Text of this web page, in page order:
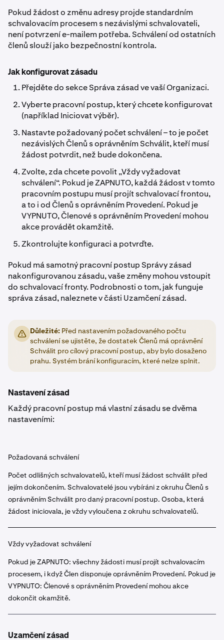
Pokud žádost o změnu adresy projde standardním
schvalovacím procesem s nezávislými schvalovateli,
není potvrzení e-mailem potřeba. Schválení od ostatních
členů slouží jako bezpečnostní kontrola.
Jak konfigurovat zásadu
Přejděte do sekce Správa zásad ve vaší Organizaci.
Vyberte pracovní postup, který chcete konfigurovat
(například Iniciovat výběr).
Nastavte požadovaný počet schválení – to je počet
nezávislých Členů s oprávněním Schválit, kteří musí
žádost potvrdit, než bude dokončena.
Zvolte, zda chcete povolit „Vždy vyžadovat
schválení“. Pokud je ZAPNUTO, každá žádost v tomto
pracovním postupu musí projít schvalovací frontou,
a to i od Členů s oprávněním Provedení. Pokud je
VYPNUTO, Členové s oprávněním Provedení mohou
akce provádět okamžitě.
Zkontrolujte konfiguraci a potvrďte.
Pokud má samotný pracovní postup Správy zásad
nakonfigurovanou zásadu, vaše změny mohou vstoupit
do schvalovací fronty. Podrobnosti o tom, jak funguje
správa zásad, naleznete v části Uzamčení zásad.
Důležité: Před nastavením požadovaného počtu
schválení se ujistěte, že dostatek Členů má oprávnění
Schválit pro cílový pracovní postup, aby bylo dosaženo
prahu. Systém brání konfiguracím, které nelze splnit.
Nastavení zásad
Každý pracovní postup má vlastní zásadu se dvěma
nastaveními:
Požadovaná schválení
Počet odlišných schvalovatelů, kteří musí žádost schválit před
jejím dokončením. Schvalovatelé jsou vybíráni z okruhu Členů s
oprávněním Schválit pro daný pracovní postup. Osoba, která
žádost iniciovala, je vždy vyloučena z okruhu schvalovatelů.
Vždy vyžadovat schválení
Pokud je ZAPNUTO: všechny žádosti musí projít schvalovacím
procesem, i když Člen disponuje oprávněním Provedení. Pokud je
VYPNUTO: Členové s oprávněním Provedení mohou akce
dokončit okamžitě.
Uzamčení zásad